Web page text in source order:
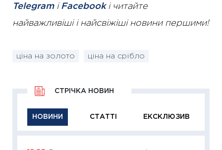
Telegramі Facebookі читайте
найважливіші і найсвіжіші новини першими!
ціна на золото ціна на срібло
НОВИНИ СТАТТІ ЕКСКЛЮЗИВ
СТРІЧКА НОВИН